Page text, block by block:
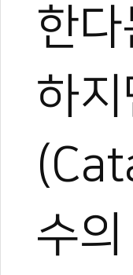
한
하
수
#전민우 #마음도장 #스